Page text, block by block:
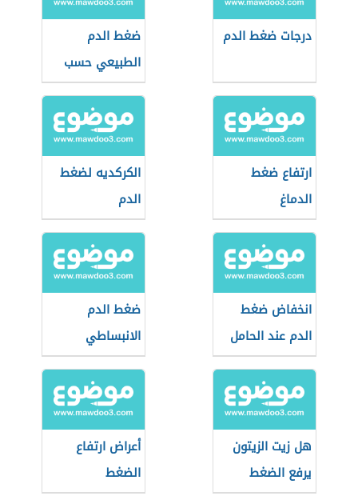
درجات ضغط الدم
ضغط الدم
الطبيعي حسب
العمر
ارتفاع ضغط
الدماغ
الكركديه لضغط
الدم
انخفاض ضغط
الدم عند الحامل
ضغط الدم
الانبساطي
هل زيت الزيتون
يرفع الضغط
أعراض ارتفاع
الضغط